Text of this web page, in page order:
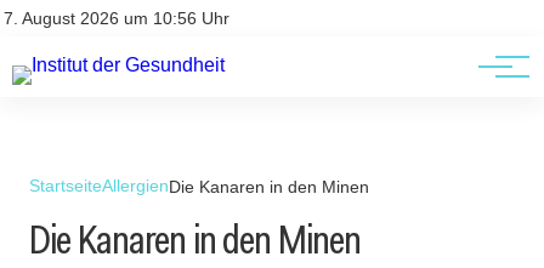
7. August 2026 um 10:56 Uhr
Kontakt
Kontakt
AGBs
StartseiteAllergienDie Kanaren in den Minen
Die Kanaren in den Minen